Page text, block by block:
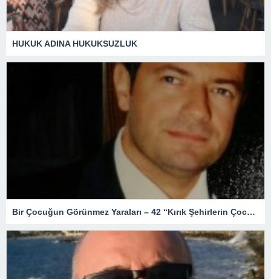
HUKUK ADINA HUKUKSUZLUK
Bir Çocuğun Görünmez Yaraları – 42 “Kırık Şehirlerin Çocukları”